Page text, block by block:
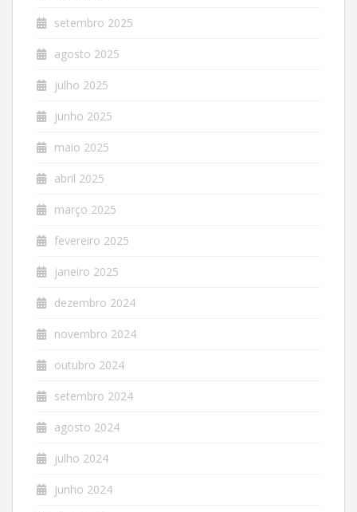
setembro 2025
agosto 2025
julho 2025
junho 2025
maio 2025
abril 2025
março 2025
fevereiro 2025
janeiro 2025
dezembro 2024
novembro 2024
outubro 2024
setembro 2024
agosto 2024
julho 2024
junho 2024